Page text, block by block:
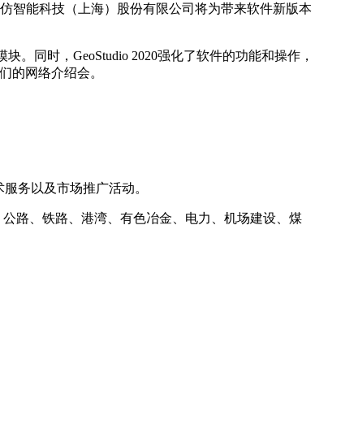
智能科技（上海）股份有限公司将为带来软件新版本
。同时，GeoStudio 2020强化了软件的功能和操作，
的网络介绍会。
务以及市场推广活动。
路、铁路、港湾、有色冶金、电力、机场建设、煤